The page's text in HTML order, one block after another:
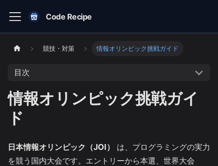
Code Recipe
競技・対策 情報オリンピック挑戦ガイド
目次
情報オリンピック挑戦ガイ
ド
日本情報オリンピック（JOI）
は、プログラミングの実力
を競う国内大会です。エントリーから本選、世界大会